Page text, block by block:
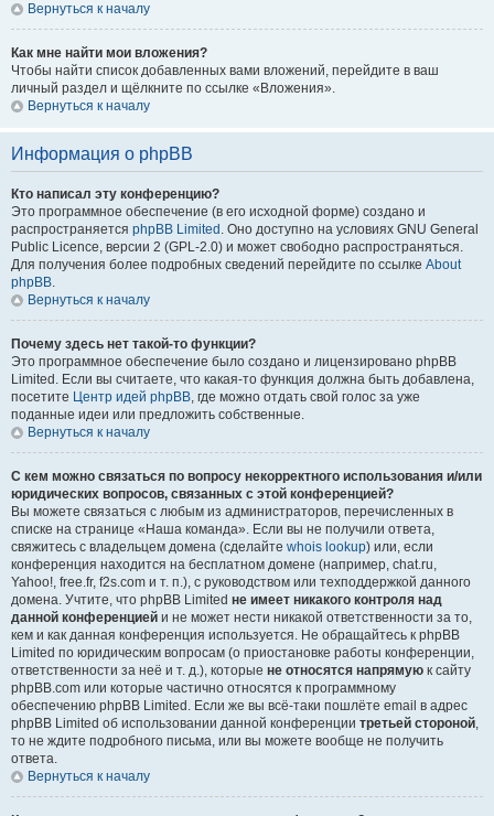
Вернуться к началу
Как мне найти мои вложения?
Чтобы найти список добавленных вами вложений, перейдите в ваш
личный раздел и щёлкните по ссылке «Вложения».
Вернуться к началу
Информация о phpBB
Кто написал эту конференцию?
Это программное обеспечение (в его исходной форме) создано и
распространяется phpBB Limited . Оно доступно на условиях GNU General
Public Licence, версии 2 (GPL-2.0) и может свободно распространяться.
Для получения более подробных сведений перейдите по ссылке About
phpBB.
Вернуться к началу
Почему здесь нет такой-то функции?
Это программное обеспечение было создано и лицензировано phpBB
Limited. Если вы считаете, что какая-то функция должна быть добавлена,
посетите Центр идей phpBB, где можно отдать свой голос за уже
поданные идеи или предложить собственные.
Вернуться к началу
С кем можно связаться по вопросу некорректного использования и/или
юридических вопросов, связанных с этой конференцией?
Вы можете связаться с любым из администраторов, перечисленных в
списке на странице «Наша команда». Если вы не получили ответа,
свяжитесь с владельцем домена (сделайте whois lookup) или, если
конференция находится на бесплатном домене (например, chat.ru,
Yahoo!, free.fr, f2s.com и т. п.), с руководством или техподдержкой данного
домена. Учтите, что phpBB Limited не имеет никакого контроля над
данной конференцией и не может нести никакой ответственности за то,
кем и как данная конференция используется. Не обращайтесь к phpBB
Limited по юридическим вопросам (о приостановке работы конференции,
ответственности за неё и т. д.), которые не относятся напрямую к сайту
phpBB.com или которые частично относятся к программному
обеспечению phpBB Limited. Если же вы всё-таки пошлёте email в адрес
phpBB Limited об использовании данной конференции третьей стороной,
то не ждите подробного письма, или вы можете вообще не получить
ответа.
Вернуться к началу